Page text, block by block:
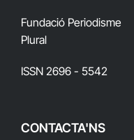
Fundació Periodisme
Plural
ISSN 2696 - 5542
CONTACTA'NS